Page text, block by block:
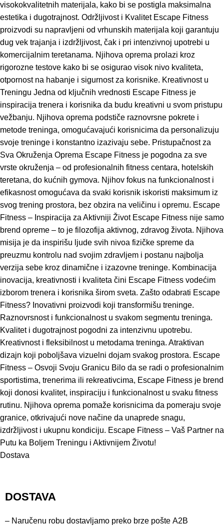
visokokvalitetnih materijala, kako bi se postigla maksimalna
estetika i dugotrajnost. Održljivost i Kvalitet Escape Fitness
proizvodi su napravljeni od vrhunskih materijala koji garantuju
dug vek trajanja i izdržljivost, čak i pri intenzivnoj upotrebi u
komercijalnim teretanama. Njihova oprema prolazi kroz
rigorozne testove kako bi se osigurao visok nivo kvaliteta,
otpornost na habanje i sigurnost za korisnike. Kreativnost u
Treningu Jedna od ključnih vrednosti Escape Fitness je
inspiracija trenera i korisnika da budu kreativni u svom pristupu
vežbanju. Njihova oprema podstiče raznovrsne pokrete i
metode treninga, omogućavajući korisnicima da personalizuju
svoje treninge i konstantno izazivaju sebe. Pristupačnost za
Sva Okruženja Oprema Escape Fitness je pogodna za sve
vrste okruženja – od profesionalnih fitness centara, hotelskih
teretana, do kućnih gymova. Njihov fokus na funkcionalnost i
efikasnost omogućava da svaki korisnik iskoristi maksimum iz
svog trening prostora, bez obzira na veličinu i opremu. Escape
Fitness – Inspiracija za Aktivniji Život Escape Fitness nije samo
brend opreme – to je filozofija aktivnog, zdravog života. Njihova
misija je da inspirišu ljude svih nivoa fizičke spreme da
preuzmu kontrolu nad svojim zdravljem i postanu najbolja
verzija sebe kroz dinamične i izazovne treninge. Kombinacija
inovacija, kreativnosti i kvaliteta čini Escape Fitness vodećim
izborom trenera i korisnika širom sveta. Zašto odabrati Escape
Fitness? Inovativni proizvodi koji transformišu treninge.
Raznovrsnost i funkcionalnost u svakom segmentu treninga.
Kvalitet i dugotrajnost pogodni za intenzivnu upotrebu.
Kreativnost i fleksibilnost u metodama treninga. Atraktivan
dizajn koji poboljšava vizuelni dojam svakog prostora. Escape
Fitness – Osvoji Svoju Granicu Bilo da se radi o profesionalnim
sportistima, trenerima ili rekreativcima, Escape Fitness je brend
koji donosi kvalitet, inspiraciju i funkcionalnost u svaku fitness
rutinu. Njihova oprema pomaže korisnicima da pomeraju svoje
granice, otkrivajući nove načine da unaprede snagu,
izdržljivost i ukupnu kondiciju. Escape Fitness – Vaš Partner na
Putu ka Boljem Treningu i Aktivnijem Životu!
Dostava
DOSTAVA
– Naručenu robu dostavljamo preko brze pošte A2B